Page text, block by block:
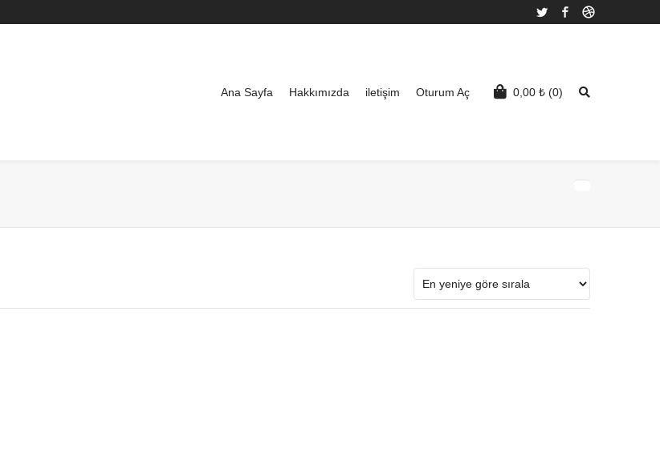
Twitter Facebook
0,00 ₺ (0)
Ana Sayfa Hakkımızda iletişim Oturum Aç